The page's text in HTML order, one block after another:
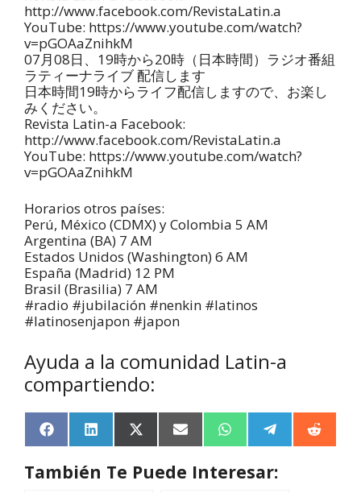
http://www.facebook.com/RevistaLatin.a
YouTube: https://www.youtube.com/watch?
v=pGOAaZnihkM
07月08日、19時から20時（日本時間）ラジオ番組
ラティーナライブ 配信します
日本時間19時からライフ配信しますので、お楽し
みください。
Revista Latin-a Facebook:
http://www.facebook.com/RevistaLatin.a
YouTube: https://www.youtube.com/watch?
v=pGOAaZnihkM
Horarios otros países:
Perú, México (CDMX) y Colombia 5 AM
Argentina (BA) 7 AM
Estados Unidos (Washington) 6 AM
España (Madrid) 12 PM
Brasil (Brasilia) 7 AM
#radio #jubilación #nenkin #latinos
#latinosenjapon #japon
Ayuda a la comunidad Latin-a
compartiendo:
F
a
e
L
i
k
X
(
w
E
m
a
W
h
t
e
e
R
e
También Te Puede Interesar: